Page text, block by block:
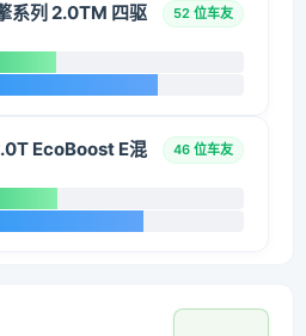
系列 2.0TM 四驱
52 位车友
EcoBoost E混
46 位车友